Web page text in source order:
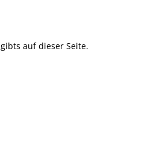
gibts auf dieser Seite.